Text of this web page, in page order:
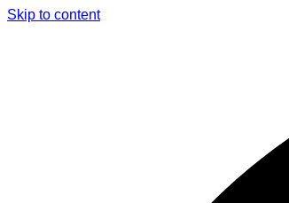
Skip to content